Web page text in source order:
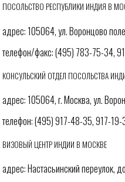
ПОСОЛЬСТВО РЕСПУБЛИКИ ИНДИЯ В
адрес: 105064, ул. Воронцово
телефон/факс: (495) 783-75-34,
КОНСУЛЬСКИЙ ОТДЕЛ ПОСОЛЬСТВА
адрес: 105064, г. Москва, ул.
телефон: (495) 917-48-35, 917-19-
ВИЗОВЫЙ ЦЕНТР ИНДИИ В МОСКВЕ
адрес: Настасьинский переулок,